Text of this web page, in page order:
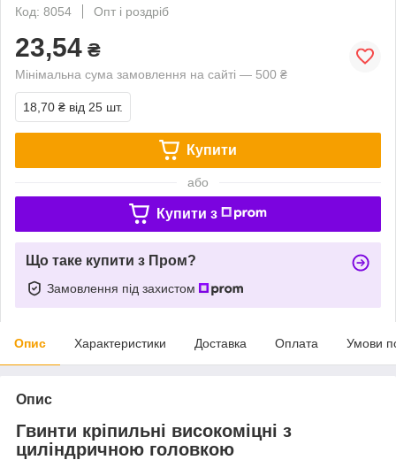
Код: 8054
Опт і роздріб
23,54 ₴
Мінімальна сума замовлення на сайті — 500 ₴
18,70 ₴ від 25 шт.
Купити
або
Купити з
Що таке купити з Пром?
Замовлення під захистом
Опис Характеристики Доставка Оплата Умови
Опис
Гвинти кріпильні високоміцні з
циліндричною головкою